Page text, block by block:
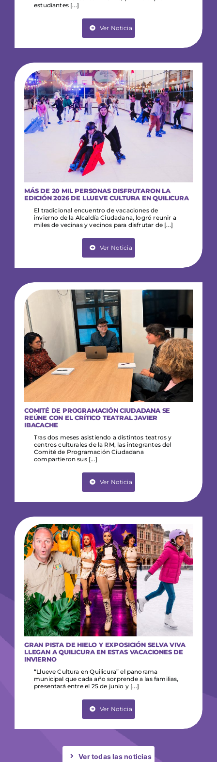
estudiantes [...]
Ver Noticia
MÁS DE 20 MIL PERSONAS DISFRUTARON LA
EDICIÓN 2026 DE LLUEVE CULTURA EN QUILICURA
El tradicional encuentro de vacaciones de
invierno de la Alcaldía Ciudadana, logró reunir a
miles de vecinas y vecinos para disfrutar de [...]
Ver Noticia
COMITÉ DE PROGRAMACIÓN CIUDADANA SE
REÚNE CON EL CRÍTICO TEATRAL JAVIER
IBACACHE
Tras dos meses asistiendo a distintos teatros y
centros culturales de la RM, las integrantes del
Comité de Programación Ciudadana
compartieron sus [...]
Ver Noticia
GRAN PISTA DE HIELO Y EXPOSICIÓN SELVA VIVA
LLEGAN A QUILICURA EN ESTAS VACACIONES DE
INVIERNO
“Llueve Cultura en Quilicura” el panorama
municipal que cada año sorprende a las familias,
presentará entre el 25 de junio y [...]
Ver Noticia
Ver todas las noticias